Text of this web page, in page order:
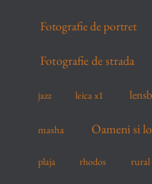
Fotografie de portret
Fotografie de strada
jazz leica x1
masha Oameni si
plaja rhodos rural